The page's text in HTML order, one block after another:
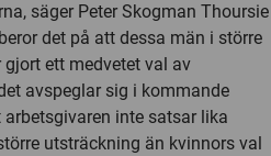
säger Peter Skogman Thoursie
det på att dessa män i större
ett medvetet val av
avspeglar sig i kommande
inte satsar lika
utsträckning än kvinnors val